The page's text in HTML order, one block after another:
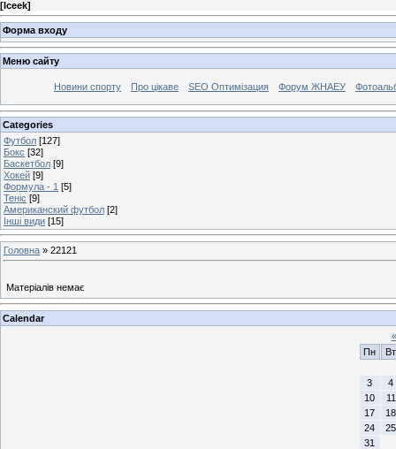
[Iceek]
Форма входу
Меню сайту
Новини спорту Про цікаве SEO Оптимізация Форум ЖНАЕУ
Categories
Футбол [127]
Бокс [32]
Баскетбол [9]
Хокей [9]
Формула - 1 [5]
Теніс [9]
Американский футбол [2]
Інші види [15]
Головна » 22121
Матеріалів немає
Calendar
«
Пн
Вт
3
4
10
11
17
18
24
25
31